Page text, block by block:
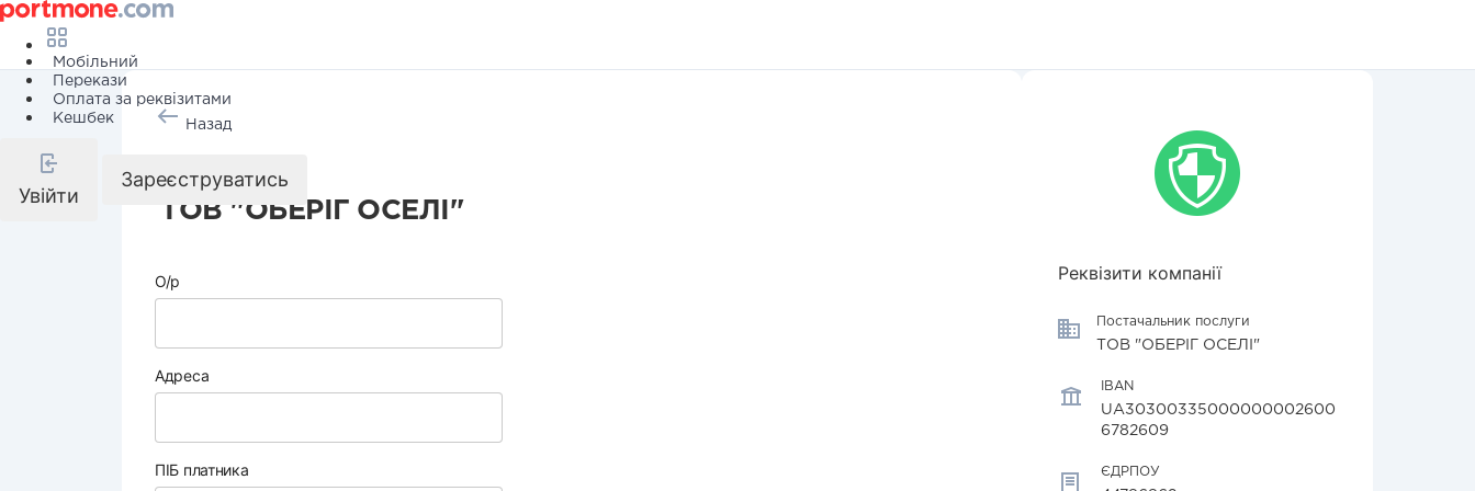
Мобільний
Перекази
Оплата за реквізитами
Кешбек
Увійти
Зареєструватись
Назад
ТОВ "ОБЕРІГ ОСЕЛІ"
О/р
Адреса
ПІБ платника
Реквізити компанії
Постачальник послуги
ТОВ "ОБЕРІГ ОСЕЛІ"
IBAN
UA30300335000000002600
6782609
ЄДРПОУ